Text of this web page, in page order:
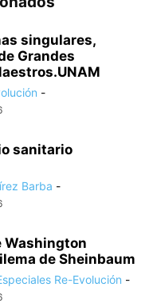
singulares,
Grandes
-
sanitario
Barba -
Washington
de Sheinbaum
Re-Evolución -